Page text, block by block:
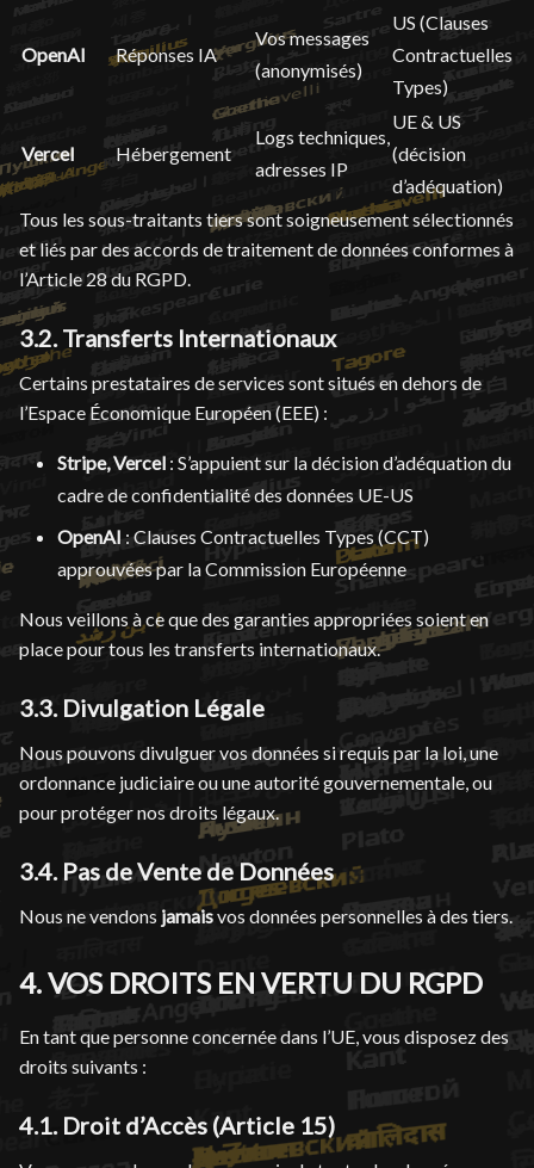
OpenAI Réponses IA
Vos messages
(anonymisés)
US (Clauses
Contractuelles
Types)
Vercel Hébergement
Logs techniques,
adresses IP
UE & US
(décision
d’adéquation)
Tous les sous-traitants tiers sont soigneusement sélectionnés
et liés par des accords de traitement de données conformes à
l’Article 28 du RGPD.
3.2. Transferts Internationaux
Certains prestataires de services sont situés en dehors de
l’Espace Économique Européen (EEE) :
Stripe, Vercel : S’appuient sur la décision d’adéquation du
cadre de confidentialité des données UE-US
OpenAI : Clauses Contractuelles Types (CCT)
approuvées par la Commission Européenne
Nous veillons à ce que des garanties appropriées soient en
place pour tous les transferts internationaux.
3.3. Divulgation Légale
Nous pouvons divulguer vos données si requis par la loi, une
ordonnance judiciaire ou une autorité gouvernementale, ou
pour protéger nos droits légaux.
3.4. Pas de Vente de Données
Nous ne vendons jamaisvos données personnelles à des tiers.
4. VOS DROITS EN VERTU DU RGPD
En tant que personne concernée dans l’UE, vous disposez des
droits suivants :
4.1. Droit d’Accès (Article 15)